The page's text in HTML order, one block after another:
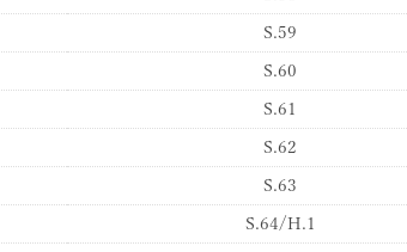
S.59
S.60
S.61
S.62
S.63
S.64/H.1